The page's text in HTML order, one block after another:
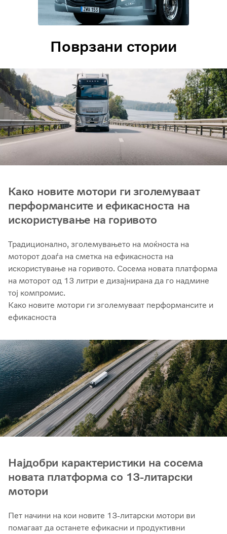
Поврзани стории
Како новите мотори ги зголемуваат
перформансите и ефикасноста на
искористување на горивото
Традиционално, зголемувањето на моќноста на
моторот доаѓа на сметка на ефикасноста на
искористување на горивото. Сосема новата платформа
на моторот од 13 литри е дизајнирана да го надмине
тој компромис.
Како новите мотори ги зголемуваат перформансите и
ефикасноста
Најдобри карактеристики на сосема
новата платформа со 13-литарски
мотори
Пет начини на кои новите 13-литарски мотори ви
помагаат да останете ефикасни и продуктивни